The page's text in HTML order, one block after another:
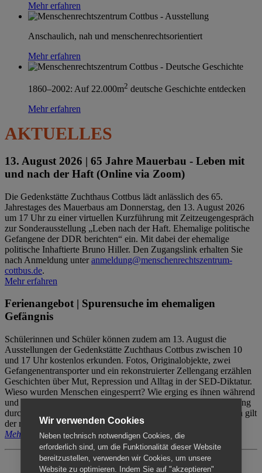
Mehr erfahren
Anschaulich, nah und menschenrechtsorientiert
Mehr erfahren
1860–2002: Auf 22.000m2 deutsche Geschichte entdecken
Mehr erfahren
AKTUELLES
13. August 2026 | 65 Jahre Mauerbau - Leben mit
und nach der Haft (Online via Zoom)
Die Gedenkstätte Zuchthaus Cottbus lädt anlässlich des 65.
Jahrestages des Mauerbaus am Donnerstag, den 13. August 2026
um 17 Uhr zu einer virtuellen Kurzführung mit Zeitzeugengespräch
zur Sonderausstellung „Leben nach der Haft. Ehemalige politische
Gefangene der DDR berichten“ ein. Mit dabei der ehemalige
politische Inhaftierte Bruno Hiller. Den Zugangslink erhalten Sie
nach Anmeldung unteranmeldung@menschenrechtszentrum-
cottbus.de.
Mehr erfahren
Ferienangebot | Spurensuche im ehemaligen
Gefängnis
Schülerinnen und Schüler können zudem am 13. August die
Ausstellungen der Gedenkstätte Zuchthaus Cottbus zwischen 10
und 17 Uhr kostenlos erkunden. Fotos, Originalobjekte, zwei
Gefangenentransporter und ein rekonstruierter Zellengang erzählen
Geschichten über Mut, Repression und Alltag in der SED-Diktatur.
Wieso wurden Menschen eingesperrt? Wie erging es ihnen während
und nach der Haft? Der Besuch erfolgt individuell ohne Betreuung
durch das Menschenrechtszentrum Cottbus. Für Begleitpersonen gilt
der reguläre Eintritt (8€ / ermäßigt 5€).
Mehr erfahren
Wir verwenden Cookies
Neben technisch notwendigen Cookies, die
erforderlich sind, um die Funktionalität dieser Website
bereitzustellen, verwenden wir Cookies, um unsere
Website zu optimieren. Indem Sie auf "akzeptieren"